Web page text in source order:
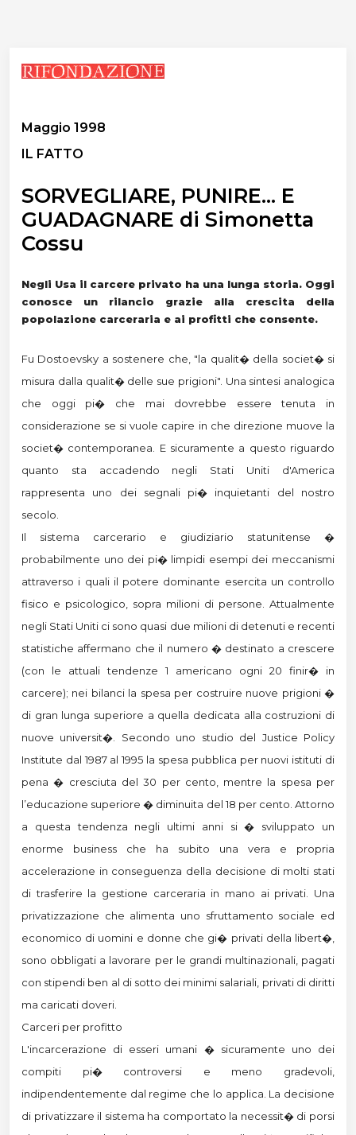
Maggio 1998
IL FATTO
SORVEGLIARE, PUNIRE... E
GUADAGNARE di Simonetta
Cossu
Negli Usa il carcere privato ha una lunga storia. Oggi
conosce un rilancio grazie alla crescita della
popolazione carceraria e ai profitti che consente.
Fu Dostoevsky a sostenere che, "la qualit� della societ� si
misura dalla qualit� delle sue prigioni". Una sintesi analogica
che oggi pi� che mai dovrebbe essere tenuta in
considerazione se si vuole capire in che direzione muove la
societ� contemporanea. E sicuramente a questo riguardo
quanto sta accadendo negli Stati Uniti d'America
rappresenta uno dei segnali pi� inquietanti del nostro
secolo.
Il sistema carcerario e giudiziario statunitense �
probabilmente uno dei pi� limpidi esempi dei meccanismi
attraverso i quali il potere dominante esercita un controllo
fisico e psicologico, sopra milioni di persone. Attualmente
negli Stati Uniti ci sono quasi due milioni di detenuti e recenti
statistiche affermano che il numero � destinato a crescere
(con le attuali tendenze 1 americano ogni 20 finir� in
carcere); nei bilanci la spesa per costruire nuove prigioni �
di gran lunga superiore a quella dedicata alla costruzioni di
nuove universit�. Secondo uno studio del Justice Policy
Institute dal 1987 al 1995 la spesa pubblica per nuovi istituti di
pena � cresciuta del 30 per cento, mentre la spesa per
l’educazione superiore � diminuita del 18 per cento. Attorno
a questa tendenza negli ultimi anni si � sviluppato un
enorme business che ha subito una vera e propria
accelerazione in conseguenza della decisione di molti stati
di trasferire la gestione carceraria in mano ai privati. Una
privatizzazione che alimenta uno sfruttamento sociale ed
economico di uomini e donne che gi� privati della libert�,
sono obbligati a lavorare per le grandi multinazionali, pagati
con stipendi ben al di sotto dei minimi salariali, privati di diritti
ma caricati doveri.
Carceri per profitto
L'incarcerazione di esseri umani � sicuramente uno dei
compiti pi� controversi e meno gradevoli,
indipendentemente dal regime che lo applica. La decisione
di privatizzare il sistema ha comportato la necessit� di porsi